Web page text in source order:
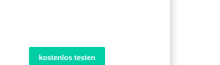
kostenlos testen